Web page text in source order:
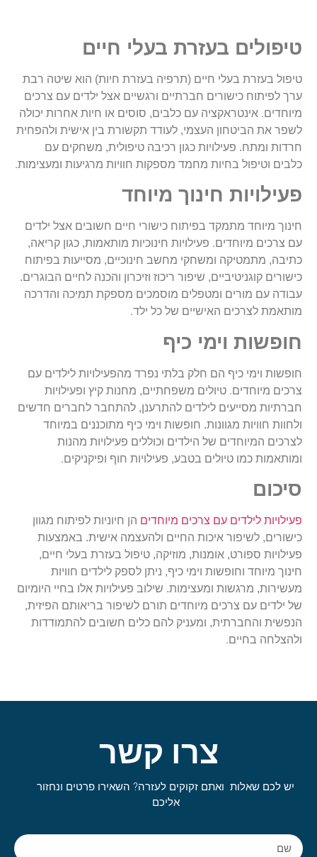
טיפולים בעזרת בעלי חיים
טיפול בעזרת בעלי חיים (תרפיה בעזרת חיות) הוא שיטה רבת
ערך לפיתוח כישורים חברתיים ורגשיים אצל ילדים עם צרכים
מיוחדים. אינטראקציה עם כלבים, סוסים או חיות אחרות יכולה
לשפר את הביטחון העצמי, לעודד תקשורת בין אישית ולהפחית
חרדות ומתח. פעילויות כגון רכיבה טיפולית, משחקים עם
כלבים וטיפול בחיות מחמד מספקות חוויות מרגיעות ומעצימות.
פעילויות חינוך מיוחד
חינוך מיוחד מתמקד בפיתוח כישורי חיים חשובים אצל ילדים
עם צרכים מיוחדים. פעילויות חינוכיות מותאמות, כגון קריאה,
כתיבה, מתמטיקה ומשחקי מחשב חינוכיים, מסייעות בפיתוח
כישורים קוגניטיביים, שיפור ריכוז וזיכרון והכנה לחיים הבוגרים.
עבודה עם מורים ומטפלים מוסמכים מספקת תמיכה והדרכה
מותאמת לצרכים האישיים של כל ילד.
חופשות וימי כיף
חופשות וימי כיף הם חלק בלתי נפרד מהפעילויות לילדים עם
צרכים מיוחדים. טיולים משפחתיים, מחנות קיץ ופעילויות
חברתיות מסייעים לילדים להתרענן, להתחבר לחברים חדשים
ולחוות חוויות מגוונות. חופשות וימי כיף מתוכננים במיוחד
לצרכים המיוחדים של הילדים וכוללים פעילויות מהנות
ומותאמות כמו טיולים בטבע, פעילויות חוף ופיקניקים.
סיכום
פעילויות לילדים עם צרכים מיוחדים הן חיוניות לפיתוח מגוון
כישורים, לשיפור איכות החיים ולהעצמה אישית. באמצעות
פעילויות ספורט, אומנות, מוזיקה, טיפול בעזרת בעלי חיים,
חינוך מיוחד וחופשות וימי כיף, ניתן לספק לילדים חוויות
מעשירות, מרגשות ומעצימות. שילוב פעילויות אלו בחיי היומיום
של ילדים עם צרכים מיוחדים תורם לשיפור בריאותם הפיזית,
הנפשית והחברתית, ומעניק להם כלים חשובים להתמודדות
ולהצלחה בחיים.
צרו קשר
יש לכם שאלות ואתם זקוקים לעזרה? השאירו פרטים ונחזור
אליכם